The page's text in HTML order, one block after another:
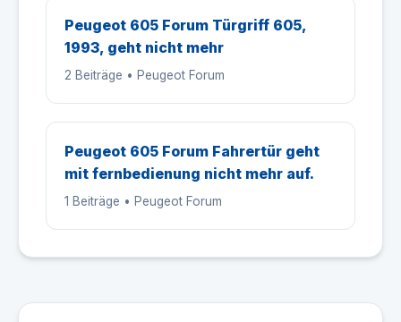
Peugeot 605 Forum Türgriff 605,
1993, geht nicht mehr
2 Beiträge • Peugeot Forum
Peugeot 605 Forum Fahrertür geht
mit fernbedienung nicht mehr auf.
1 Beiträge • Peugeot Forum